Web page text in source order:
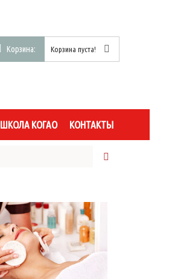
Корзина: Корзина пуста!
ШКОЛА КОГАО КОНТАКТЫ